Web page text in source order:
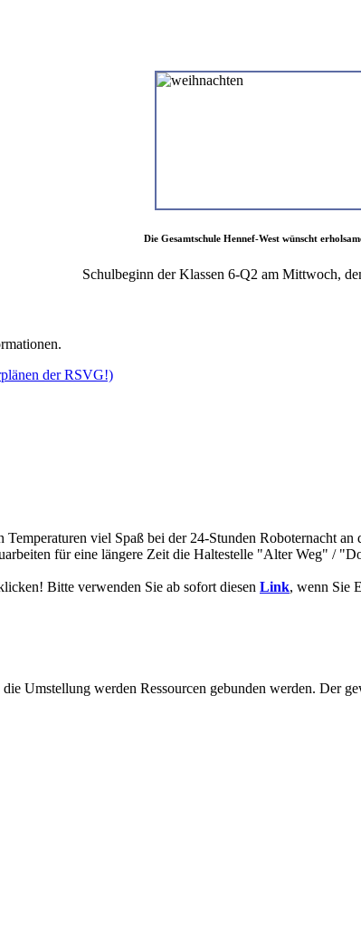
Die Gesamtschule Hennef-West wünscht
Schulbeginn der Klassen 6-Q2 am Mittwoch,
der RSVG!)
Temperaturen viel Spaß bei der 24-Stunden Roboternacht
für eine längere Zeit die Haltestelle "Alter Weg" /
Bitte verwenden Sie ab sofort diesen Link, wenn Sie
Umstellung werden Ressourcen gebunden werden. Der